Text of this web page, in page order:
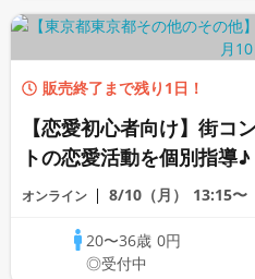
販売終了まで残り1日！
【恋愛初心者向け】街コ
トの恋愛活動を個別指導
ウンセリング》
オンライン 8/10（月） 13:15〜
20〜36歳0円
◎受付中